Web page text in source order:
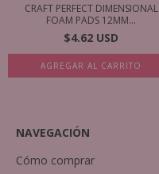
CRAFT PERFECT DIMENSIONAL
FOAM PADS 12MM...
$4.62 USD
AGREGAR AL CARRITO
NAVEGACIÓN
Cómo comprar